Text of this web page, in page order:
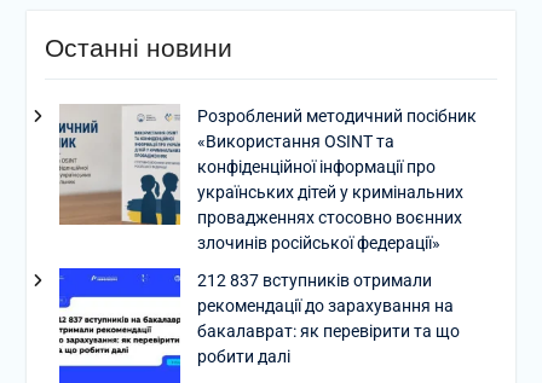
Останні новини
Розроблений методичний посібник
«Використання OSINT та
конфіденційної інформації про
українських дітей у кримінальних
провадженнях стосовно воєнних
злочинів російської федерації»
212 837 вступників отримали
рекомендації до зарахування на
бакалаврат: як перевірити та що
робити далі